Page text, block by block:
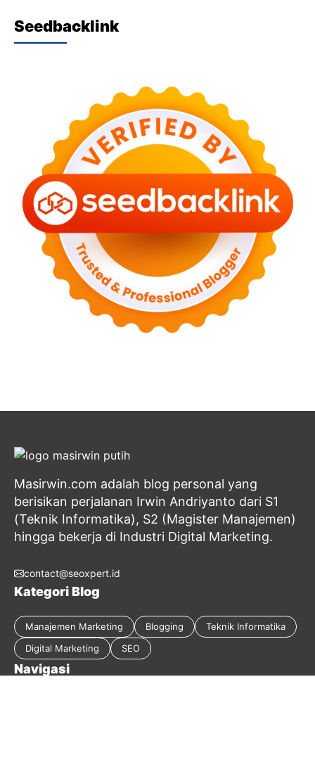
Seedbacklink
Masirwin.com adalah blog personal yang
berisikan perjalanan Irwin Andriyanto dari S1
(Teknik Informatika), S2 (Magister Manajemen)
hingga bekerja di Industri Digital Marketing.
contact@seoxpert.id
Kategori Blog
Manajemen Marketing Blogging
Teknik Informatika
Digital Marketing
SEO
Navigasi